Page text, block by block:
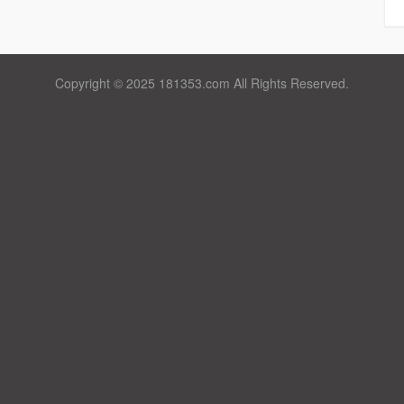
Copyright © 2025 181353.com All Rights Reserved.